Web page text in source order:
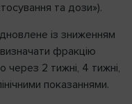
та дози»).
із зниженням
фракцію
через 2 тижні, 4 тижні,
показаннями.